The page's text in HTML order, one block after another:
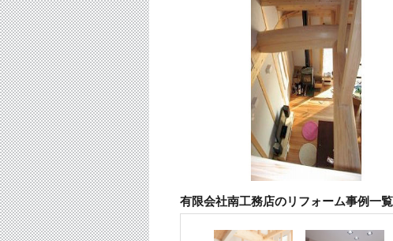
有限会社南工務店のリフォーム事例一覧